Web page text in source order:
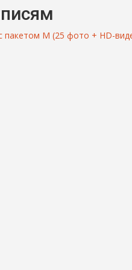
пакетом M (25 фото + HD-